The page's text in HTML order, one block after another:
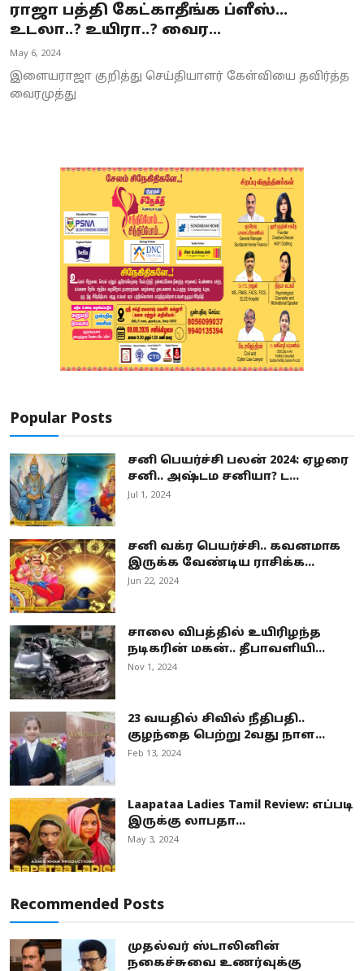
ராஜா பத்தி கேட்காதீங்க ப்ளீஸ்...
உடலா..? உயிரா..? வைர...
May 6, 2024
இளையராஜா குறித்து செய்தியாளர் கேள்வியை தவிர்த்த
வைரமுத்து
Popular Posts
சனி பெயர்ச்சி பலன் 2024: ஏழரை
சனி.. அஷ்டம சனியா? ட...
Jul 1, 2024
சனி வக்ர பெயர்ச்சி.. கவனமாக
இருக்க வேண்டிய ராசிக்க...
Jun 22, 2024
சாலை விபத்தில் உயிரிழந்த
நடிகரின் மகன்.. தீபாவளியி...
Nov 1, 2024
23 வயதில் சிவில் நீதிபதி..
குழந்தை பெற்று 2வது நாள...
Feb 13, 2024
Laapataa Ladies Tamil Review: எப்படி
இருக்கு லாபதா...
May 3, 2024
Recommended Posts
முதல்வர் ஸ்டாலினின்
நகைச்சுவை உணர்வுக்கு